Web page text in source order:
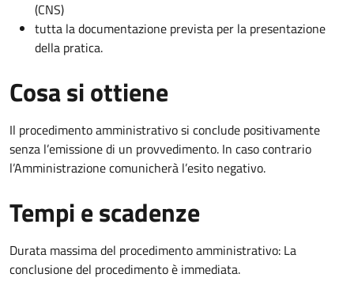
(CNS)
tutta la documentazione prevista per la presentazione
della pratica.
Cosa si ottiene
Il procedimento amministrativo si conclude positivamente
senza l’emissione di un provvedimento. In caso contrario
l’Amministrazione comunicherà l’esito negativo.
Tempi e scadenze
Durata massima del procedimento amministrativo: La
conclusione del procedimento è immediata.